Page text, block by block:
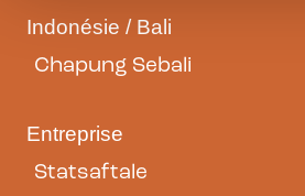
Indonésie / Bali
Chapung Sebali
Entreprise
Statsaftale